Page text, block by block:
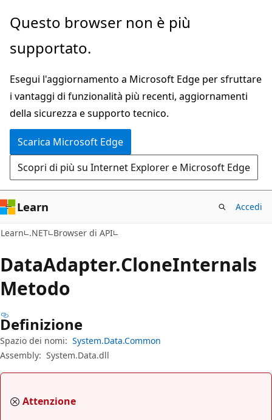
Ignora
passa
contenuto
principale
Passare
allo
spostamento
pagina
Questo browser non è più
supportato.
Esegui l'aggiornamento a Microsoft Edge per sfruttare
i vantaggi di funzionalità più recenti, aggiornamenti
della sicurezza e supporto tecnico.
Scarica Microsoft Edge
Scopri di più su Internet Explorer e Microsoft Edge
Learn Accedi
Learn .NET Browser di API
DataAdapter.CloneInternals
Metodo
Definizione
Spazio dei nomi: System.Data.Common
Assembly: System.Data.dll
Attenzione